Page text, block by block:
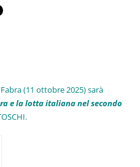
(11 ottobre 2025) sarà
e la lotta italiana nel secondo